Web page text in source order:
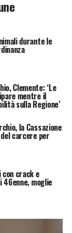
durante le
Clemente: ‘Le
mentre il
sulla Regione’
la Cassazione
carcere per
crack e
46enne, moglie